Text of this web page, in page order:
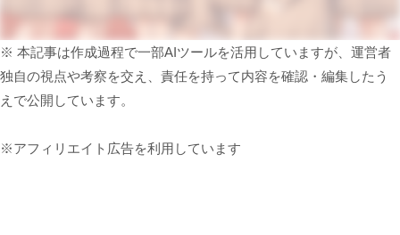
※ 本記事は作成過程で一部AIツールを活用していますが、運営者
独自の視点や考察を交え、責任を持って内容を確認・編集したう
えで公開しています。
※アフィリエイト広告を利用しています